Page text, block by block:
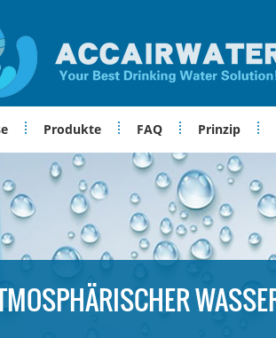
Produkte FAQ Prinzip